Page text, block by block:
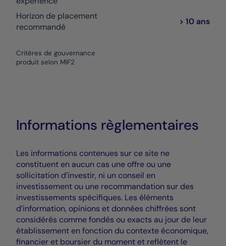
Horizon de placement
recommandé
> 10 ans
Critères de gouvernance
produit selon MIF2
Informations règlementaires
Les informations contenues sur ce site ne
constituent en aucun cas une offre ou une
sollicitation d’investir, ni un conseil en
investissement ou une recommandation sur des
investissements spécifiques. Les éléments
d’information, opinions et données chiffrées sont
considérés comme fondés ou exacts au jour de leur
établissement en fonction du contexte économique,
financier et boursier du moment et reflètent le